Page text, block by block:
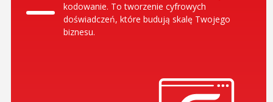
kodowanie. To tworzenie cyfrowych
doświadczeń, które budują skalę Twojego
biznesu.